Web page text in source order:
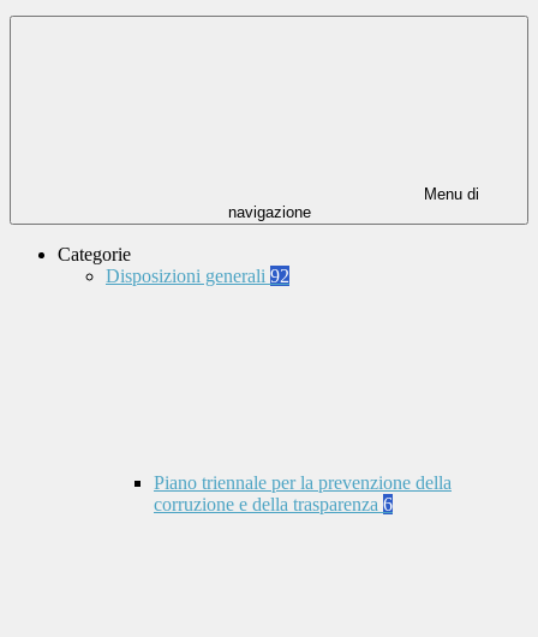
Menu di
navigazione
Categorie
Disposizioni generali 92
Piano triennale per la prevenzione della
corruzione e della trasparenza 6